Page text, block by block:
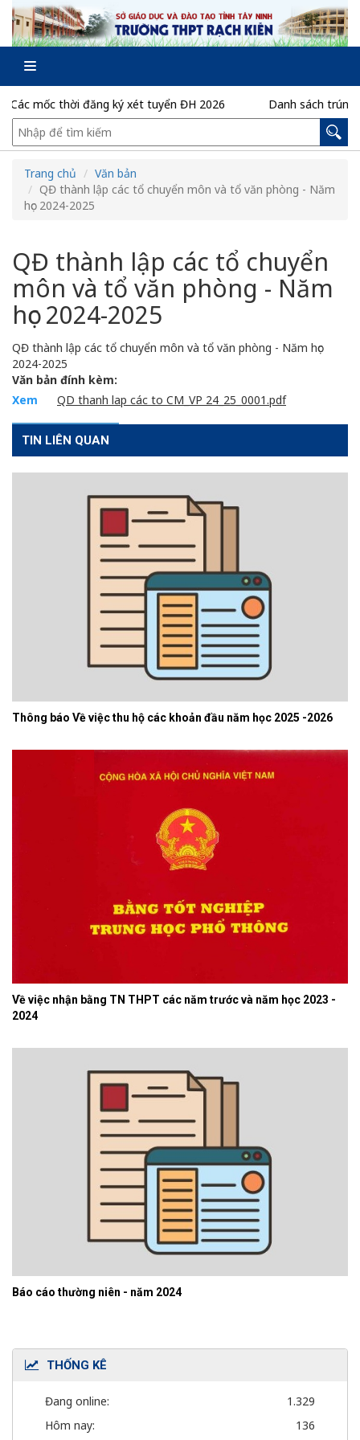
mốc thời đăng ký xét tuyển ĐH 2026 Danh sách trúng
Trang chủ
Văn bản
QĐ thành lập các tổ chuyển môn và tổ văn phòng - Năm
học 2024-2025
QĐ thành lập các tổ chuyển
môn và tổ văn phòng - Năm
học 2024-2025
QĐ thành lập các tổ chuyển môn và tổ văn phòng - Năm học
2024-2025
Văn bản đính kèm:
Xem
QD thanh lap các to CM_VP 24_25_0001.pdf
TIN LIÊN QUAN
Thông báo Về việc thu hộ các khoản đầu năm học 2025 -2026
Về việc nhận bằng TN THPT các năm trước và năm học 2023 -
2024
Báo cáo thường niên - năm 2024
THỐNG KÊ
Đang online:
1.329
Hôm nay:
136